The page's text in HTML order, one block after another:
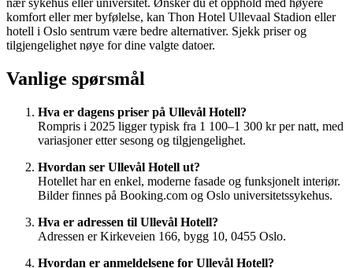
komfort eller mer byfølelse, kan Thon Hotel Ullevaal Stadion eller
hotell i Oslo sentrum være bedre alternativer. Sjekk priser og
tilgjengelighet nøye for dine valgte datoer.
Vanlige spørsmål
Hva er dagens priser på Ullevål Hotell?
Rompris i 2025 ligger typisk fra 1 100–1 300 kr per natt, med
variasjoner etter sesong og tilgjengelighet.
Hvordan ser Ullevål Hotell ut?
Hotellet har en enkel, moderne fasade og funksjonelt interiør.
Bilder finnes på Booking.com og Oslo universitetssykehus.
Hva er adressen til Ullevål Hotell?
Adressen er Kirkeveien 166, bygg 10, 0455 Oslo.
Hvordan er anmeldelsene for Ullevål Hotell?